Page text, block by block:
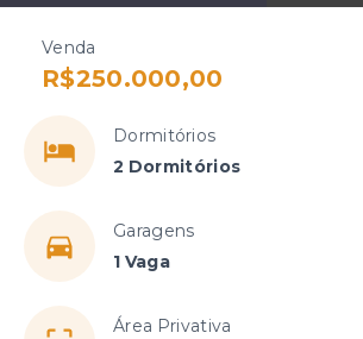
Venda
R$250.000,00
Dormitórios
2 Dormitórios
Garagens
1 Vaga
Área Privativa